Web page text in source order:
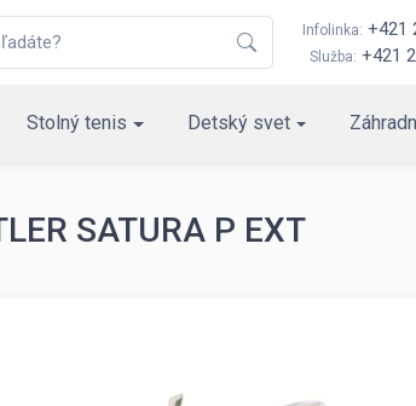
Infolinka: +421
Služba: +421
Stolný tenis Detský svet
SATURA P EXT